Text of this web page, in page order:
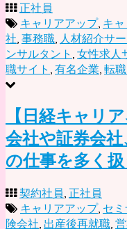
正社員
キャリアアップ, キ
社, 事務職, 人材紹介サ
ンサルタント , 女性求人
職サイト , 有名企業, 転
【日経キャリ
会社や証券会
の仕事を多く扱
契約社員, 正社員
キャリアアップ, セ
険会社, 出産後再就職,